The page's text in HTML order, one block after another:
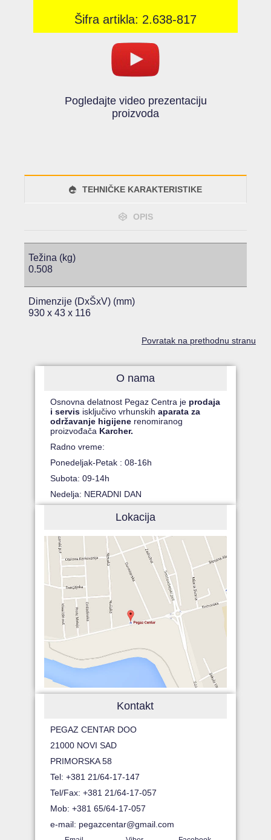
Šifra artikla: 2.638-817
Pogledajte video prezentaciju
proizvoda
TEHNIČKE KARAKTERISTIKE
OPIS
Težina (kg)
0.508
Dimenzije (DxŠxV) (mm)
930 x 43 x 116
Povratak na prethodnu stranu
O nama
Osnovna delatnost Pegaz Centra je prodaja
i servis isključivo vrhunskihaparata za
održavanje higijene renomiranog
proizvođača Karcher.
Radno vreme:
Ponedeljak-Petak : 08-16h
Subota: 09-14h
Nedelja: NERADNI DAN
Lokacija
Kontakt
PEGAZ CENTAR DOO
21000 NOVI SAD
PRIMORSKA 58
Tel: +381 21/64-17-147
Tel/Fax: +381 21/64-17-057
Mob: +381 65/64-17-057
e-mail: pegazcentar@gmail.com